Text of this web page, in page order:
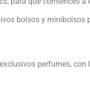
bolsos y minibolsos
perfumes,